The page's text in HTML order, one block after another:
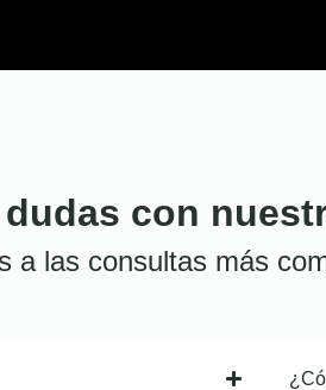
con
a las consultas más